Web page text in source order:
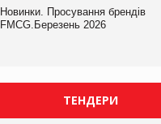
Новинки. Просування брендів
FMCG.Березень 2026
ТЕНДЕРИ